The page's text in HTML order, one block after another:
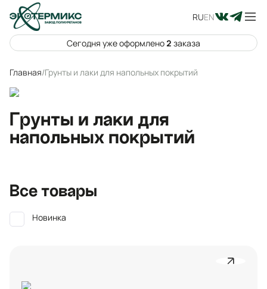
RUEN
Сегодня уже оформлено 2 заказа
Главная/Грунты и лаки для напольных покрытий
Грунты и лаки для
напольных покрытий
Все товары
Новинка